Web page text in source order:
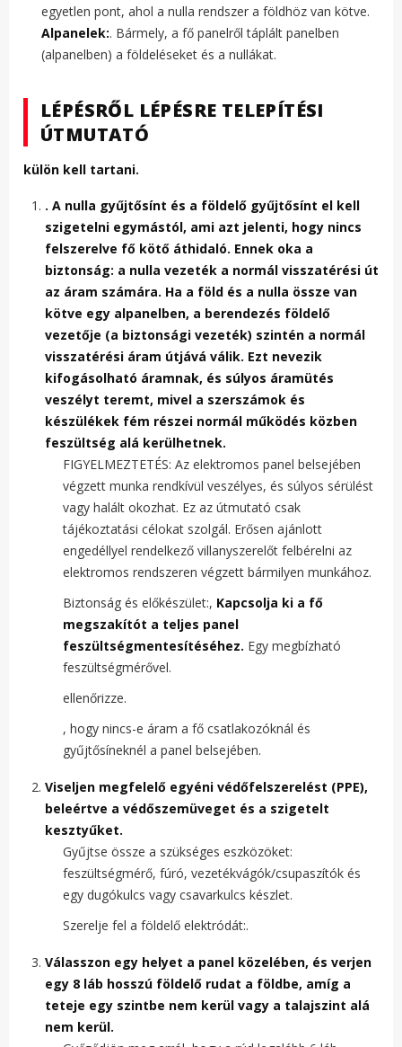
egyetlen pont, ahol a nulla rendszer a földhöz van kötve.
Alpanelek:. Bármely, a fő panelről táplált panelben
(alpanelben) a földeléseket és a nullákat.
LÉPÉSRŐL LÉPÉSRE TELEPÍTÉSI
ÚTMUTATÓ
külön kell tartani.
. A nulla gyűjtősínt és a földelő gyűjtősínt el kell
szigetelni egymástól, ami azt jelenti, hogy nincs
felszerelve fő kötő áthidaló. Ennek oka a
biztonság: a nulla vezeték a normál visszatérési út
az áram számára. Ha a föld és a nulla össze van
kötve egy alpanelben, a berendezés földelő
vezetője (a biztonsági vezeték) szintén a normál
visszatérési áram útjává válik. Ezt nevezik
kifogásolható áramnak, és súlyos áramütés
veszélyt teremt, mivel a szerszámok és
készülékek fém részei normál működés közben
feszültség alá kerülhetnek.
FIGYELMEZTETÉS: Az elektromos panel belsejében
végzett munka rendkívül veszélyes, és súlyos sérülést
vagy halált okozhat. Ez az útmutató csak
tájékoztatási célokat szolgál. Erősen ajánlott
engedéllyel rendelkező villanyszerelőt felbérelni az
elektromos rendszeren végzett bármilyen munkához.
Biztonság és előkészület:, Kapcsolja ki a fő
megszakítót a teljes panel
feszültségmentesítéséhez. Egy megbízható
feszültségmérővel.
ellenőrizze.
, hogy nincs-e áram a fő csatlakozóknál és
gyűjtősíneknél a panel belsejében.
Viseljen megfelelő egyéni védőfelszerelést (PPE),
beleértve a védőszemüveget és a szigetelt
kesztyűket.
Gyűjtse össze a szükséges eszközöket:
feszültségmérő, fúró, vezetékvágók/csupaszítók és
egy dugókulcs vagy csavarkulcs készlet.
Szerelje fel a földelő elektródát:.
Válasszon egy helyet a panel közelében, és verjen
egy 8 láb hosszú földelő rudat a földbe, amíg a
teteje egy szintbe nem kerül vagy a talajszint alá
nem kerül.